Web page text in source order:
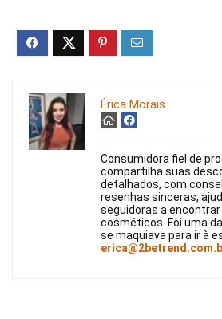
Érica Morais
Consumidora fiel de
compartilha suas
detalhados, com
resenhas sinceras,
seguidoras a
cosméticos. Foi uma
se maquiava para ir à